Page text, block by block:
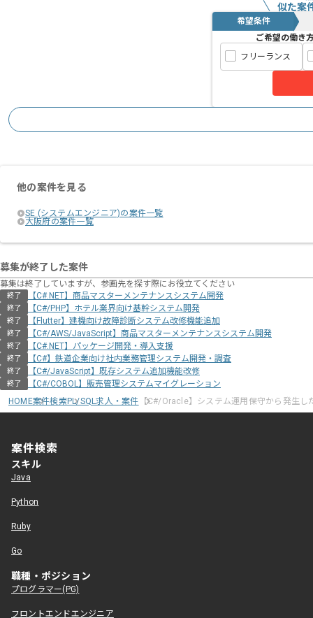
似た案
希望条件
ご希望の働き
フリーランス
他の案件を見る
SE (システムエンジニア)の案件一覧
大阪府の案件一覧
募集が終了した案件
募集は終了していますが、参画先を探す際にお役立てください
終了 【C#.NET】商品マスターメンテナンスシステム開発
終了 【C#/PHP】ホテル業界向け基幹システム開発
終了 【Flutter】建機向け故障診断システム改修機能追加
終了 【C#/AWS/JavaScript】商品マスターメンテナンスシステム開発
終了 【C#.NET】パッケージ開発・導入支援
終了 【C#】鉄道企業向け社内業務管理システム開発・調査
終了 【C#/JavaScript】既存システム追加機能改修
終了
【C#/COBOL】販売管理システムマイグレーション
HOME案件検索PL/SQL求人・案件 【C#/Oracle】システム運用保守から発生し
案件検索
スキル
Java
Python
Ruby
Go
職種・ポジション
プログラマー(PG)
フロントエンドエンジニア